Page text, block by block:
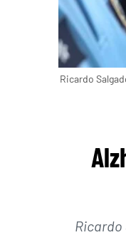
Ricardo
Ricardo